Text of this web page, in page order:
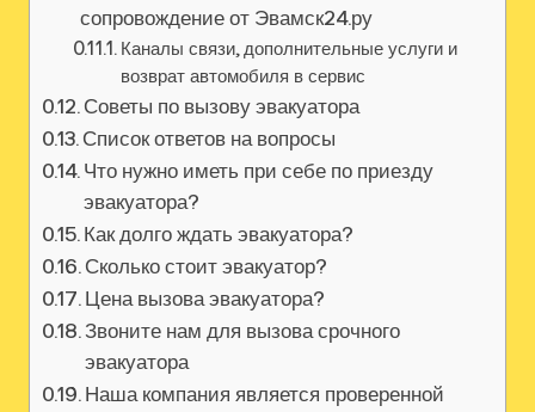
сопровождение от Эвамск24.ру
Каналы связи, дополнительные услуги и
возврат автомобиля в сервис
Советы по вызову эвакуатора
Список ответов на вопросы
Что нужно иметь при себе по приезду
эвакуатора?
Как долго ждать эвакуатора?
Сколько стоит эвакуатор?
Цена вызова эвакуатора?
Звоните нам для вызова срочного
эвакуатора
Наша компания является проверенной